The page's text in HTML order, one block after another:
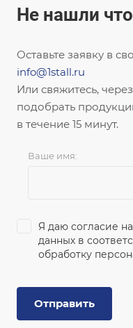
Не нашли
Оставьте заявку в
info@1stall.ru
Или свяжитесь,
подобрать
в течение 15 минут.
Ваше имя:
Я даю согласие
данных в
обработку
Отправить